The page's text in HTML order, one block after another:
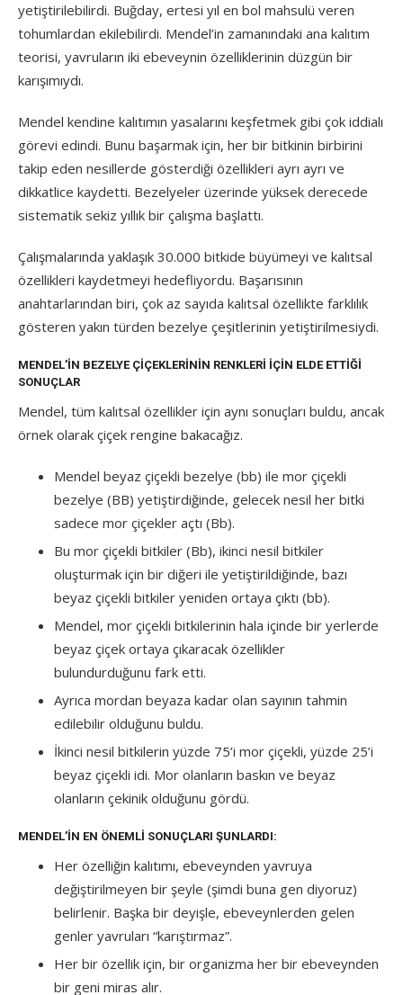
yetiştirilebilirdi. Buğday, ertesi yıl en bol mahsulü veren
tohumlardan ekilebilirdi. Mendel’in zamanındaki ana kalıtım
teorisi, yavruların iki ebeveynin özelliklerinin düzgün bir
karışımıydı.
Mendel kendine kalıtımın yasalarını keşfetmek gibi çok iddialı
görevi edindi. Bunu başarmak için, her bir bitkinin birbirini
takip eden nesillerde gösterdiği özellikleri ayrı ayrı ve
dikkatlice kaydetti. Bezelyeler üzerinde yüksek derecede
sistematik sekiz yıllık bir çalışma başlattı.
Çalışmalarında yaklaşık 30.000 bitkide büyümeyi ve kalıtsal
özellikleri kaydetmeyi hedefliyordu. Başarısının
anahtarlarından biri, çok az sayıda kalıtsal özellikte farklılık
gösteren yakın türden bezelye çeşitlerinin yetiştirilmesiydi.
MENDEL’IN BEZELYE ÇIÇEKLERININ RENKLERI IÇIN ELDE ETTIĞI
SONUÇLAR
Mendel, tüm kalıtsal özellikler için aynı sonuçları buldu, ancak
örnek olarak çiçek rengine bakacağız.
Mendel beyaz çiçekli bezelye (bb) ile mor çiçekli
bezelye (BB) yetiştirdiğinde, gelecek nesil her bitki
sadece mor çiçekler açtı (Bb).
Bu mor çiçekli bitkiler (Bb), ikinci nesil bitkiler
oluşturmak için bir diğeri ile yetiştirildiğinde, bazı
beyaz çiçekli bitkiler yeniden ortaya çıktı (bb).
Mendel, mor çiçekli bitkilerinin hala içinde bir yerlerde
beyaz çiçek ortaya çıkaracak özellikler
bulundurduğunu fark etti.
Ayrıca mordan beyaza kadar olan sayının tahmin
edilebilir olduğunu buldu.
İkinci nesil bitkilerin yüzde 75’i mor çiçekli, yüzde 25’i
beyaz çiçekli idi. Mor olanların baskın ve beyaz
olanların çekinik olduğunu gördü.
MENDEL’IN EN ÖNEMLI SONUÇLARI ŞUNLARDI:
Her özelliğin kalıtımı, ebeveynden yavruya
değiştirilmeyen bir şeyle (şimdi buna gen diyoruz)
belirlenir. Başka bir deyişle, ebeveynlerden gelen
genler yavruları “karıştırmaz”.
Her bir özellik için, bir organizma her bir ebeveynden
bir geni miras alır.